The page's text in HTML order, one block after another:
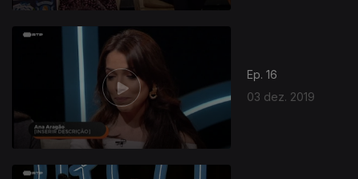
Ep. 16
03 dez. 2019